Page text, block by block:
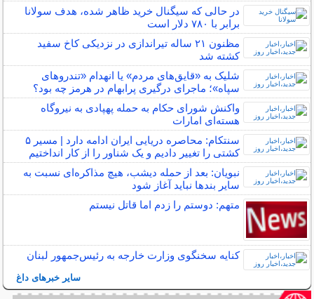
در حالی که سیگنال خرید ظاهر شده، هدف سولانا
برابر با ۷۸۰ دلار است
مظنون ۲۱ ساله تیراندازی در نزدیکی کاخ سفید
کشته شد
شلیک به «قایق‌های مردم» یا انهدام «تندرو‌های
سپاه»؛ ماجرای درگیری پرابهام در هرمز چه بود؟
واکنش شورای حکام به حمله پهپادی به نیروگاه
هسته‌ای امارات
سنتکام: محاصره دریایی ایران ادامه دارد | مسیر ۵
کشتی را تغییر دادیم و یک شناور را از کار انداختیم
نبویان: بعد از حمله دیشب، هیچ مذاکره‌ای نسبت به
سایر بندها نباید آغاز شود
متهم: دوستم را زدم اما قاتل نیستم
کنایه سخنگوی وزارت خارجه به رئیس‌جمهور لبنان
سایر خبرهای داغ